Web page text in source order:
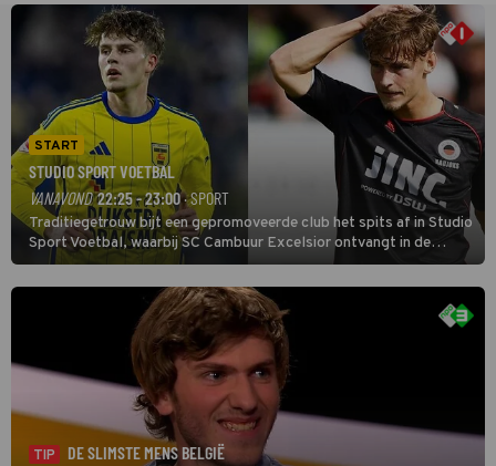
START
STUDIO SPORT VOETBAL
VANAVOND 22:25 - 23:00· SPORT
Traditiegetrouw bijt een gepromoveerde club het spits af in Studio
Sport Voetbal, waarbij SC Cambuur Excelsior ontvangt in de
eerste wedstrijd van het nieuwe Eredivisieseizoen. De nieuwe
oefenmeester is Johan Plat en hij wil aanvallend voetballen.
TIP
DE SLIMSTE MENS BELGIË